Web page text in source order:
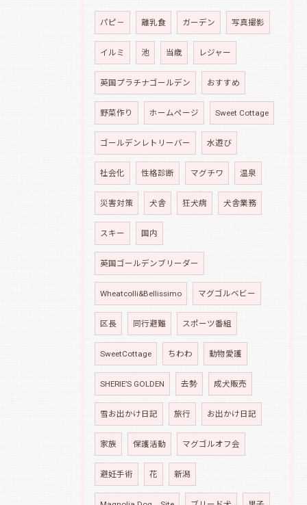
パピ－ 離乳食 ガーデン 写真撮影
イルミ 池 当歳 レジャー
英国プラチナゴールデン おすすめ
野菜作り ホームページ Sweet Cottage
ゴールデンレトリーバー 水遊び
社会化 性格診断 マグチワ 温泉
災害対策 犬舎 狂犬病 犬舎業務
スキー 国内
英国ゴールデンブリーダー
Wheatcolli&Bellissimo マグゴルベビー
区長 同行避難 スポーツ番組
SweetCottage ちわわ 動物愛護
SHERIE’S GOLDEN 去勢 成犬販売
雪お出かけ日記 旅行 お出かけ日記
家族 保護活動 マグゴルオフ会
避妊手術 花 新潟